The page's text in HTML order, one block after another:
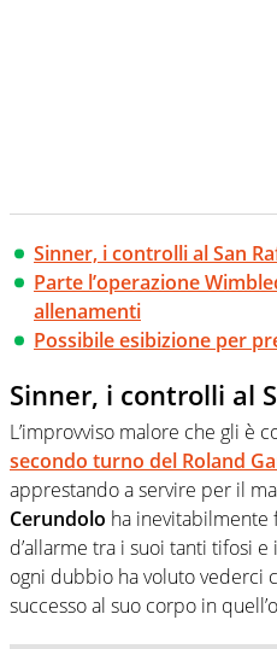
Sinner, i controlli al San
Parte l’operazione
allenamenti
Possibile esibizione per
Sinner, i controlli al
L’improvviso malore che gli è
secondo turno del Roland
apprestando a servire per il
Cerundolo ha inevitabilmente
d’allarme tra i suoi tanti tifosi e
ogni dubbio ha voluto vederci
successo al suo corpo in